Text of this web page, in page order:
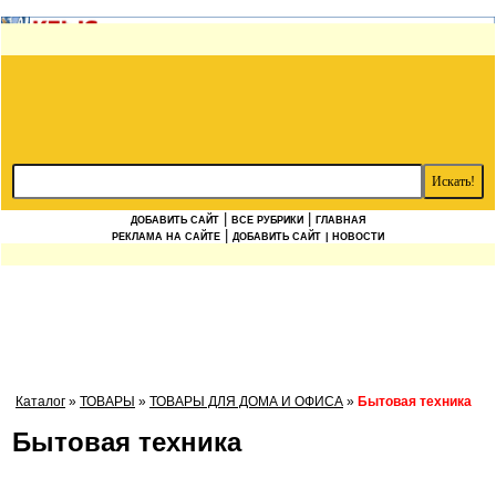
ДОБАВИТЬ САЙТ ВСЕ РУБРИКИ
ГЛАВНАЯ
РЕКЛАМА НА САЙТЕ
ДОБАВИТЬ САЙТ | НОВОСТИ
Каталог » ТОВАРЫ » ТОВАРЫ ДЛЯ ДОМА И ОФИСА » Бытовая техника
Бытовая техника